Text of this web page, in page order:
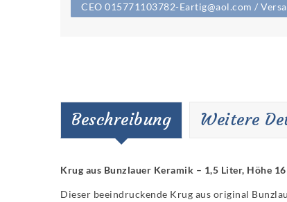
CEO 015771103782-Eartig@aol.com /
Beschreibung Weitere
Krug aus Bunzlauer Keramik – 1,5 Liter, Höhe
Dieser beeindruckende Krug aus original